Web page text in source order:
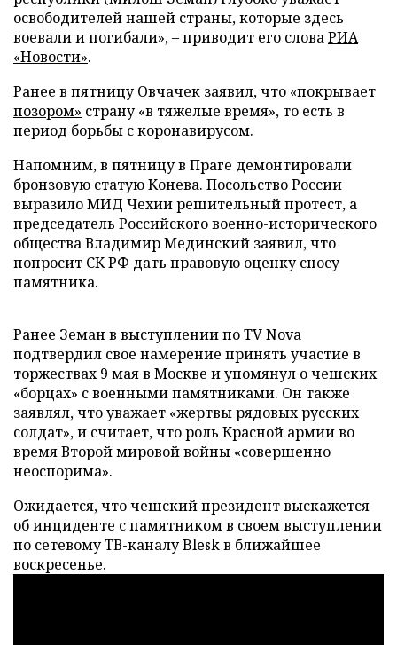
освободителей нашей страны, которые здесь
воевали и погибали», – приводит его словаРИА
«Новости».
Ранее в пятницу Овчачек заявил, что «покрывает
позором» страну «в тяжелые время», то есть в
период борьбы с коронавирусом.
Напомним, в пятницу в Праге демонтировали
бронзовую статую Конева. Посольство России
выразило МИД Чехии решительный протест, а
председатель Российского военно-исторического
общества Владимир Мединский заявил, что
попросит СК РФ дать правовую оценку сносу
памятника.
Ранее Земан в выступлении по TV Nova
подтвердил свое намерение принять участие в
торжествах 9 мая в Москве и упомянул о чешских
«борцах» с военными памятниками. Он также
заявлял, что уважает «жертвы рядовых русских
солдат», и считает, что роль Красной армии во
время Второй мировой войны «совершенно
неоспорима».
Ожидается, что чешский президент выскажется
об инциденте с памятником в своем выступлении
по сетевому ТВ-каналу Blesk в ближайшее
воскресенье.